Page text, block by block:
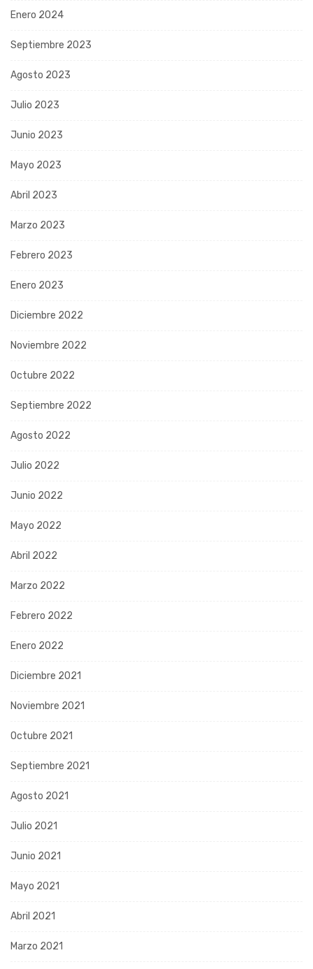
Enero 2024
Septiembre 2023
Agosto 2023
Julio 2023
Junio 2023
Mayo 2023
Abril 2023
Marzo 2023
Febrero 2023
Enero 2023
Diciembre 2022
Noviembre 2022
Octubre 2022
Septiembre 2022
Agosto 2022
Julio 2022
Junio 2022
Mayo 2022
Abril 2022
Marzo 2022
Febrero 2022
Enero 2022
Diciembre 2021
Noviembre 2021
Octubre 2021
Septiembre 2021
Agosto 2021
Julio 2021
Junio 2021
Mayo 2021
Abril 2021
Marzo 2021